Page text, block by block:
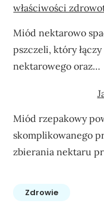
właściwości
Miód nektarowo
pszczeli, który
nektarowego oraz…
Miód rzepakowy
skomplikowanego
zbierania nektaru
Zdrowie